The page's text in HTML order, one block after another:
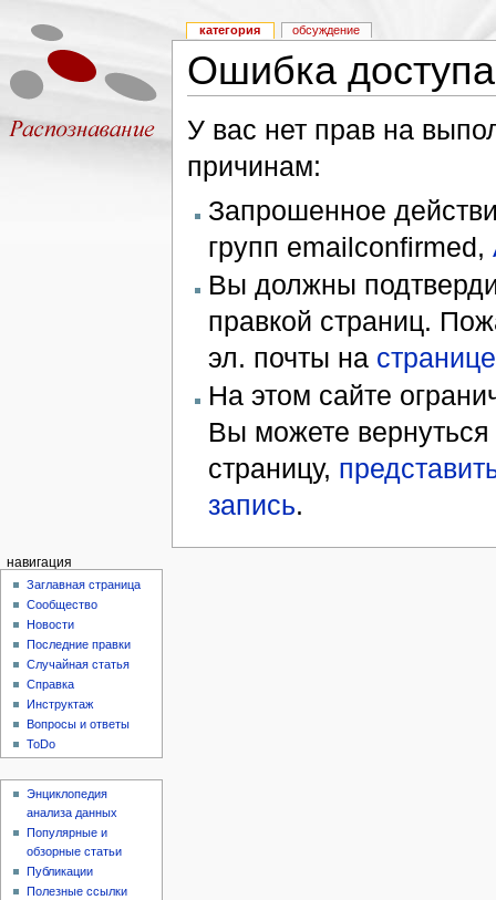
Ошибка доступа
У вас нет прав на
причинам:
Запрошенное
групп emailconfirmed,
Вы должны
правкой страниц.
эл. почты на
На этом сайте
Вы можете
страницу,
запись.
категория обсуждение
навигация
Заглавная страница
Сообщество
Новости
Последние правки
Случайная статья
Справка
Инструктаж
Вопросы и ответы
ToDo
Энциклопедия
анализа данных
Популярные и
обзорные статьи
Публикации
Полезные ссылки